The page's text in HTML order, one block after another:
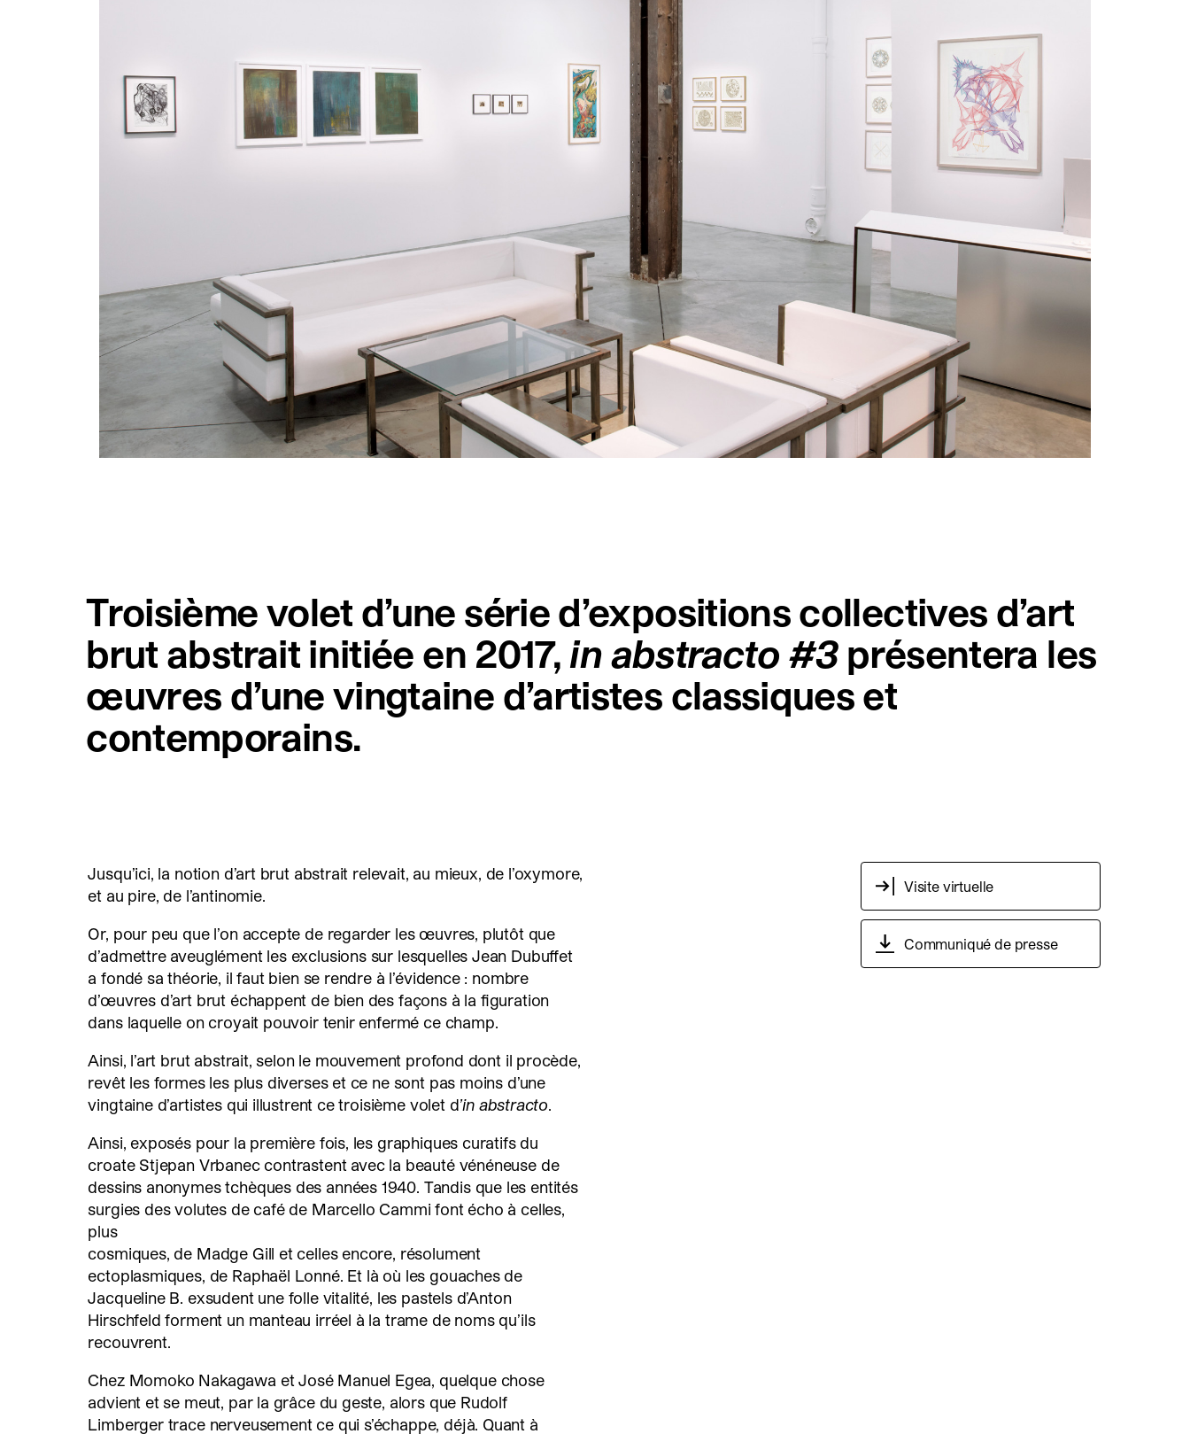
instagram facebook twitter newsletter
Troisième volet d’une série d’expositions collectives d’art
brut abstrait initiée en 2017, in abstracto #3présentera les
œuvres d’une vingtaine d’artistes classiques et
contemporains.
Jusqu’ici, la notion d’art brut abstrait relevait, au mieux, de l’oxymore,
et au pire, de l’antinomie.
Or, pour peu que l’on accepte de regarder les œuvres, plutôt que
d’admettre aveuglément les exclusions sur lesquelles Jean Dubuffet
a fondé sa théorie, il faut bien se rendre à l’évidence : nombre
d’œuvres d’art brut échappent de bien des façons à la figuration
dans laquelle on croyait pouvoir tenir enfermé ce champ.
Ainsi, l’art brut abstrait, selon le mouvement profond dont il procède,
revêt les formes les plus diverses et ce ne sont pas moins d’une
vingtaine d’artistes qui illustrent ce troisième volet d’in abstracto
Ainsi, exposés pour la première fois, les graphiques curatifs du
croate Stjepan Vrbanec contrastent avec la beauté vénéneuse de
dessins anonymes tchèques des années 1940. Tandis que les entités
surgies des volutes de café de Marcello Cammi font écho à celles,
plus
cosmiques, de Madge Gill et celles encore, résolument
ectoplasmiques, de Raphaël Lonné. Et là où les gouaches de
Jacqueline B. exsudent une folle vitalité, les pastels d’Anton
Hirschfeld forment un manteau irréel à la trame de noms qu’ils
recouvrent.
Chez Momoko Nakagawa et José Manuel Egea, quelque chose
advient et se meut, par la grâce du geste, alors que Rudolf
Limberger trace nerveusement ce qui s’échappe, déjà. Quant à
Visite virtuelle
Communiqué de presse